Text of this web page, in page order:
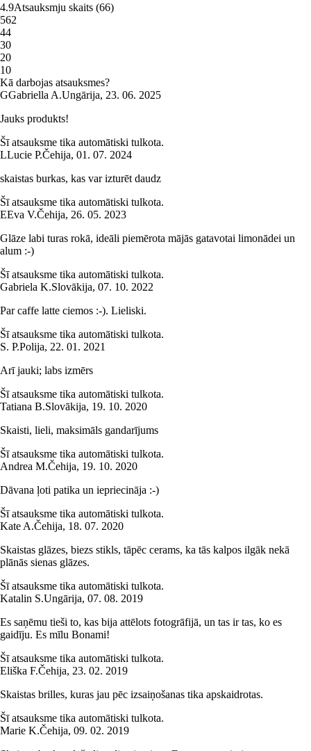
4.9Atsauksmju skaits (66)
562
44
30
20
10
Kā darbojas atsauksmes?
GGabriella A.Ungārija, 23. 06. 2025
Jauks produkts!
Šī atsauksme tika automātiski tulkota.
LLucie P.Čehija, 01. 07. 2024
skaistas burkas, kas var izturēt daudz
Šī atsauksme tika automātiski tulkota.
EEva V.Čehija, 26. 05. 2023
Glāze labi turas rokā, ideāli piemērota mājās gatavotai limonādei un
alum :-)
Šī atsauksme tika automātiski tulkota.
Gabriela K.Slovākija, 07. 10. 2022
Par caffe latte ciemos :-). Lieliski.
Šī atsauksme tika automātiski tulkota.
S. P.Polija, 22. 01. 2021
Arī jauki; labs izmērs
Šī atsauksme tika automātiski tulkota.
Tatiana B.Slovākija, 19. 10. 2020
Skaisti, lieli, maksimāls gandarījums
Šī atsauksme tika automātiski tulkota.
Andrea M.Čehija, 19. 10. 2020
Dāvana ļoti patika un iepriecināja :-)
Šī atsauksme tika automātiski tulkota.
Kate A.Čehija, 18. 07. 2020
Skaistas glāzes, biezs stikls, tāpēc cerams, ka tās kalpos ilgāk nekā
plānās sienas glāzes.
Šī atsauksme tika automātiski tulkota.
Katalin S.Ungārija, 07. 08. 2019
Es saņēmu tieši to, kas bija attēlots fotogrāfijā, un tas ir tas, ko es
gaidīju. Es mīlu Bonami!
Šī atsauksme tika automātiski tulkota.
Eliška F.Čehija, 23. 02. 2019
Skaistas brilles, kuras jau pēc izsaiņošanas tika apskaidrotas.
Šī atsauksme tika automātiski tulkota.
Marie K.Čehija, 09. 02. 2019